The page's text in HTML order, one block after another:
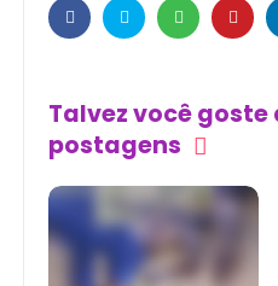
Talvez você goste
postagens